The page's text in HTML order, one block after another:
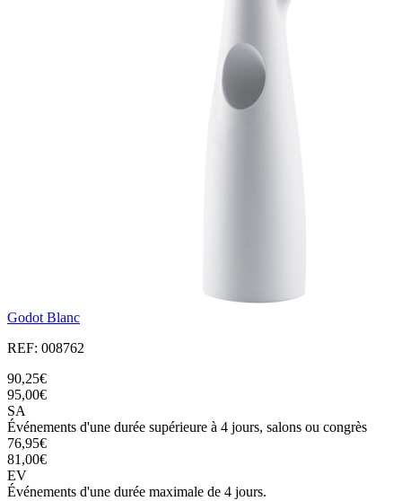
Godot Blanc
REF: 008762
90,25€
95,00€
SA
Événements d'une durée supérieure à 4 jours, salons ou congrès
76,95€
81,00€
EV
Événements d'une durée maximale de 4 jours.